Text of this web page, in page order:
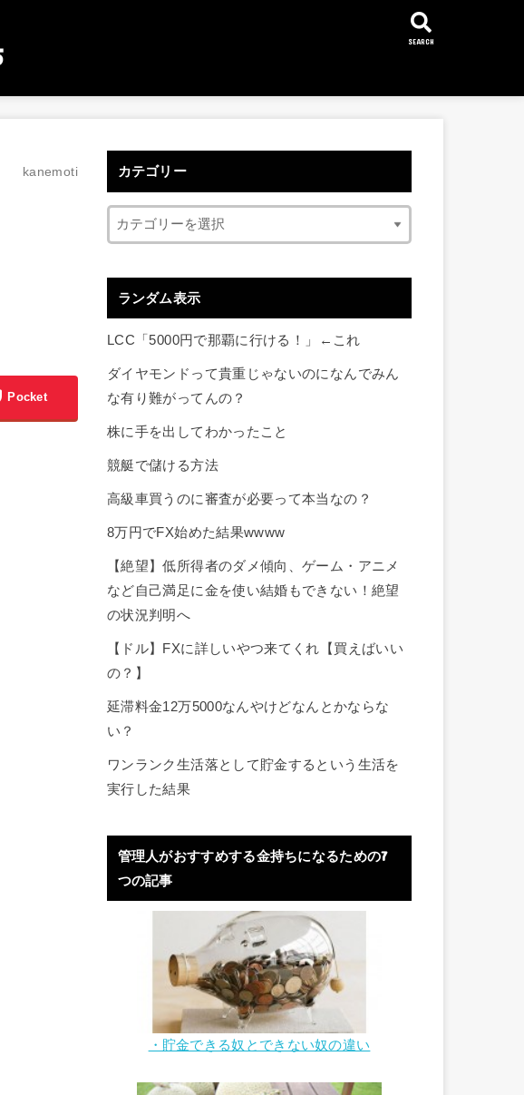
SEARCH
kanemoti
Pocket
カテゴリー
ランダム表示
LCC「5000円で那覇に行ける！」←これ
ダイヤモンドって貴重じゃないのになんでみん
な有り難がってんの？
株に手を出してわかったこと
競艇で儲ける方法
高級車買うのに審査が必要って本当なの？
8万円でFX始めた結果wwww
【絶望】低所得者のダメ傾向、ゲーム・アニメ
など自己満足に金を使い結婚もできない！絶望
の状況判明へ
【ドル】FXに詳しいやつ来てくれ【買えばいい
の？】
延滞料金12万5000なんやけどなんとかならな
い？
ワンランク生活落として貯金するという生活を
実行した結果
管理人がおすすめする金持ちになるための7
つの記事
・貯金できる奴とできない奴の違い